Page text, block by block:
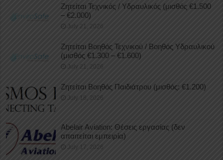
Ζητείται Τεχνικός / Υδραυλικός (μισθός €1.500
– €2.000)
July 21, 2026
Ζητείται Βοηθός Τεχνικού / Βοηθός Υδραυλικού
(μισθός €1.300 – €1.600)
July 21, 2026
Ζητείται Βοηθός Παιδιάτρου (μισθός: €1.200)
July 18, 2026
Abelair Aviation: Θέσεις εργασίας (δεν
απαιτείται εμπειρία)
July 17, 2026